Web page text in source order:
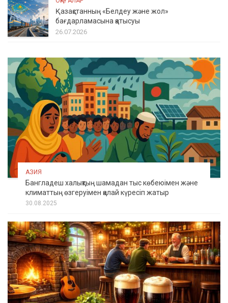
Қазақстанның «Белдеу және жол»
бағдарламасына қатысуы
26.07.2026
АЗИЯ
Бангладеш халықтың шамадан тыс көбеюімен және
климаттың өзгеруімен қалай күресіп жатыр
30.08.2025